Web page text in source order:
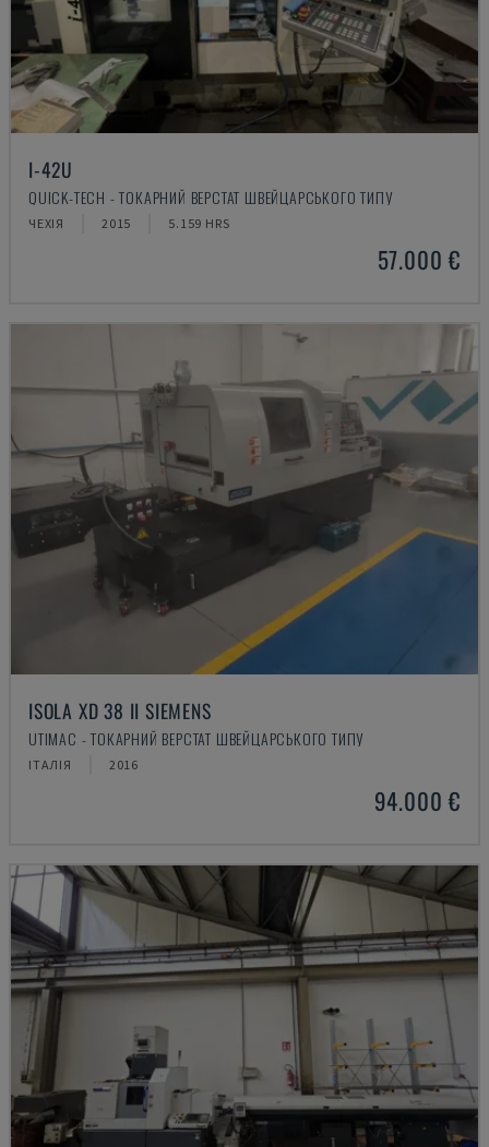
I-42U
QUICK-TECH - ТОКАРНИЙ ВЕРСТАТ ШВЕЙЦАРСЬКОГО ТИПУ
ЧЕХІЯ 2015 5.159 HRS
57.000 €
ISOLA XD 38 II SIEMENS
UTIMAC - ТОКАРНИЙ ВЕРСТАТ ШВЕЙЦАРСЬКОГО ТИПУ
ІТАЛІЯ 2016
94.000 €